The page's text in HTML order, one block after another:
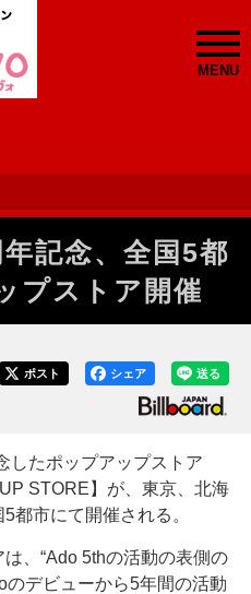
MENU
記念、全国5都
プストア開催
送る
シェア
ポスト
たポップアップストア
STORE】が、東京、北海
都市にて開催される。
、“Ado 5thの活動の表側の
のデビューから5年間の活動